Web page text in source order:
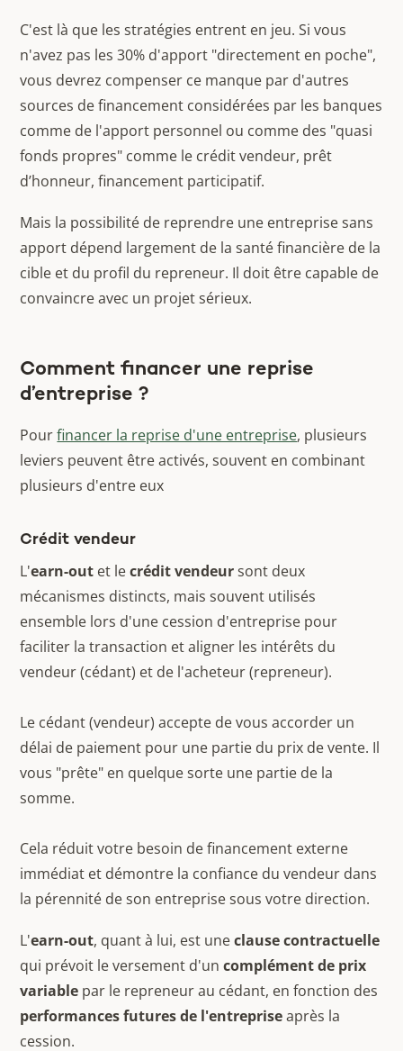
C'est là que les stratégies entrent en jeu. Si vous
n'avez pas les 30% d'apport "directement en poche",
vous devrez compenser ce manque par d'autres
sources de financement considérées par les banques
comme de l'apport personnel ou comme des "quasi
fonds propres" comme le crédit vendeur, prêt
d’honneur, financement participatif.
Mais la possibilité de reprendre une entreprise sans
apport dépend largement de la santé financière de la
cible et du profil du repreneur. Il doit être capable de
convaincre avec un projet sérieux.
Comment financer une reprise
d’entreprise ?
Pourfinancer la reprise d'une entreprise, plusieurs
leviers peuvent être activés, souvent en combinant
plusieurs d'entre eux
Crédit vendeur
L'earn-out et lecrédit vendeursont deux
mécanismes distincts, mais souvent utilisés
ensemble lors d'une cession d'entreprise pour
faciliter la transaction et aligner les intérêts du
vendeur (cédant) et de l'acheteur (repreneur).
Le cédant (vendeur) accepte de vous accorder un
délai de paiement pour une partie du prix de vente. Il
vous "prête" en quelque sorte une partie de la
somme.
Cela réduit votre besoin de financement externe
immédiat et démontre la confiance du vendeur dans
la pérennité de son entreprise sous votre direction.
L'earn-out, quant à lui, est uneclause contractuelle
qui prévoit le versement d'uncomplément de prix
variable par le repreneur au cédant, en fonction des
performances futures de l'entrepriseaprès la
cession.